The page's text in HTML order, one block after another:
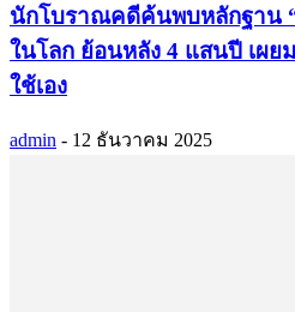
นักโบราณคดีค้นพบหลักฐาน
ในโลก ย้อนหลัง 4 แสนปี เผ
ใช้เอง
admin - 12 ธันวาคม 2025